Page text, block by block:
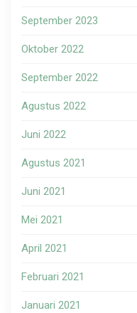
September 2023
Oktober 2022
September 2022
Agustus 2022
Juni 2022
Agustus 2021
Juni 2021
Mei 2021
April 2021
Februari 2021
Januari 2021